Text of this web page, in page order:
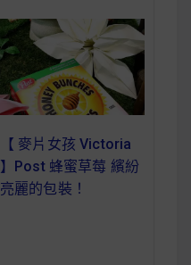
【 麥片女孩 Victoria
】Post 蜂蜜草莓 繽紛
亮麗的包裝！